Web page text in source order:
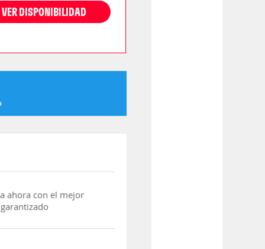
VER DISPONIBILIDAD
ahora con el mejor